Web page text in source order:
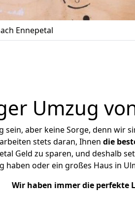
Ennepetal
Umzug
aber keine Sorge, denn wir
stets daran, Ihnen die
Geld zu sparen, und deshalb
haben oder ein großes Haus in
Wir haben immer die perfekte